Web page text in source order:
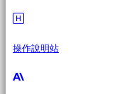
操作說明站